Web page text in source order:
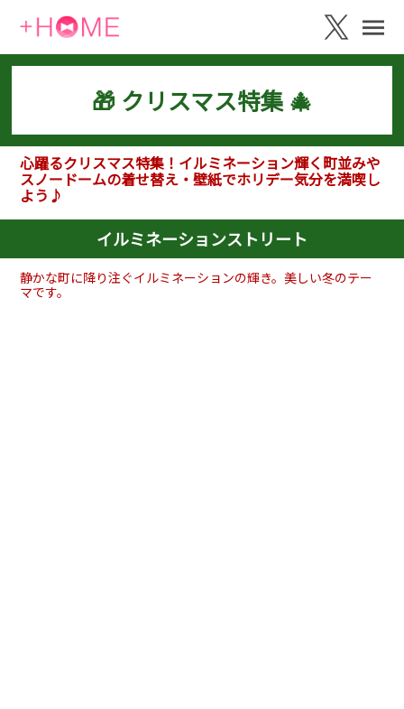
🎁 クリスマス特集 🎄
心躍るクリスマス特集！イルミネーション輝く町並みや
スノードームの着せ替え・壁紙でホリデー気分を満喫し
よう♪
イルミネーションストリート
静かな町に降り注ぐイルミネーションの輝き。美しい冬のテー
マです。